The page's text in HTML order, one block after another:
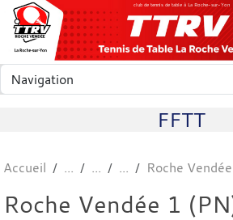
club de tennis de table à La Roche-sur-Yon
FFTT
Accueil Roche
Roche Vendée 1
Panneau de gestion des cookies